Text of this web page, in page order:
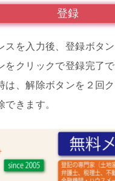
スを入力後、登録ボタ
をクリックで登録完了で
は、解除ボタンを２回
できます。